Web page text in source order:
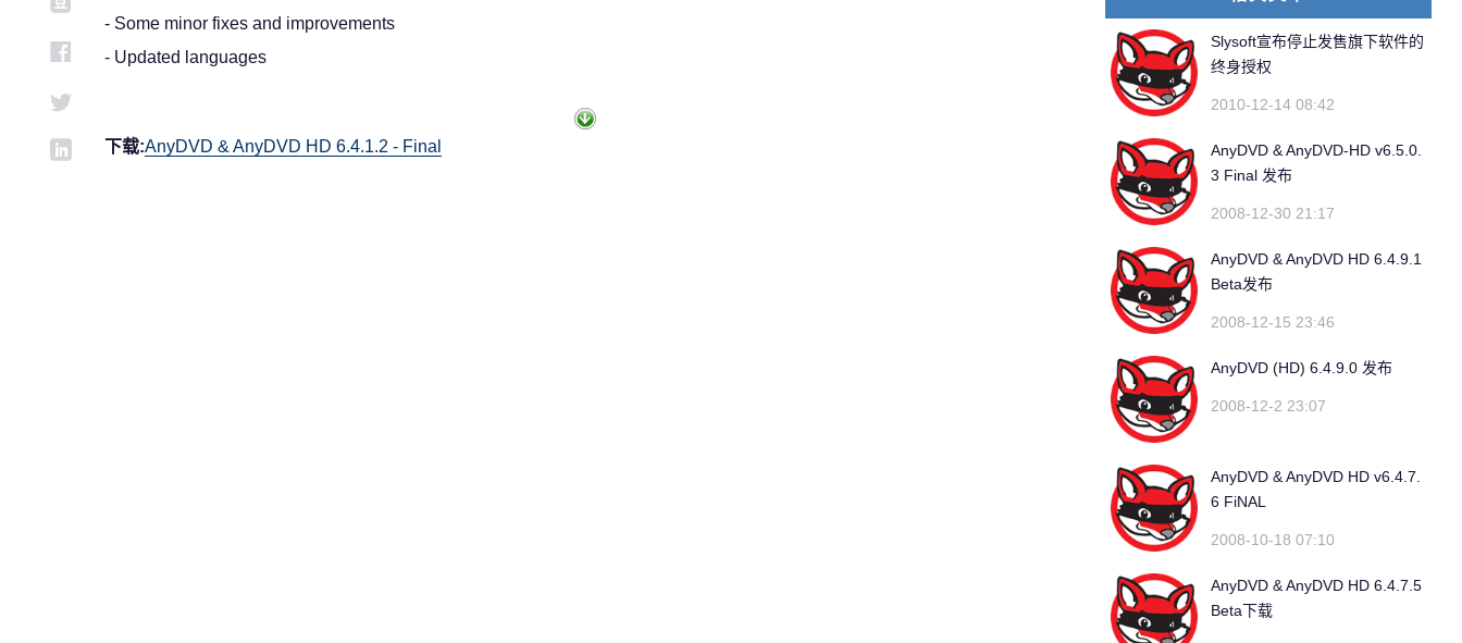
- Some minor fixes and improvements
- Updated languages
下载:AnyDVD & AnyDVD HD 6.4.1.2 - Final
Slysoft宣布停止发售旗下软件的
终身授权
2010-12-14 08:42
AnyDVD & AnyDVD-HD v6.5.0.
3 Final 发布
2008-12-30 21:17
AnyDVD & AnyDVD HD 6.4.9.1
Beta发布
2008-12-15 23:46
AnyDVD (HD) 6.4.9.0 发布
2008-12-2 23:07
AnyDVD & AnyDVD HD v6.4.7.
6 FiNAL
2008-10-18 07:10
AnyDVD & AnyDVD HD 6.4.7.5
Beta下载